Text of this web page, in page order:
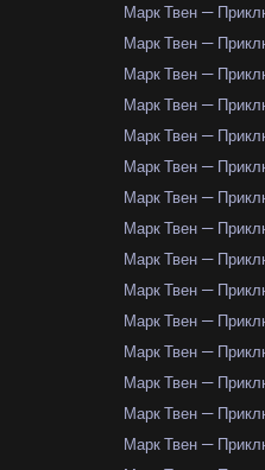
Марк Твен —
Марк Твен —
Марк Твен —
Марк Твен —
Марк Твен —
Марк Твен —
Марк Твен —
Марк Твен —
Марк Твен —
Марк Твен —
Марк Твен —
Марк Твен —
Марк Твен —
Марк Твен —
Марк Твен —